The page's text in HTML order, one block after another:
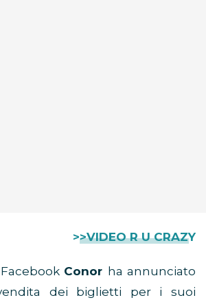
>>VIDEO R U CRAZY
Conor ha annunciato
dei biglietti per i suoi